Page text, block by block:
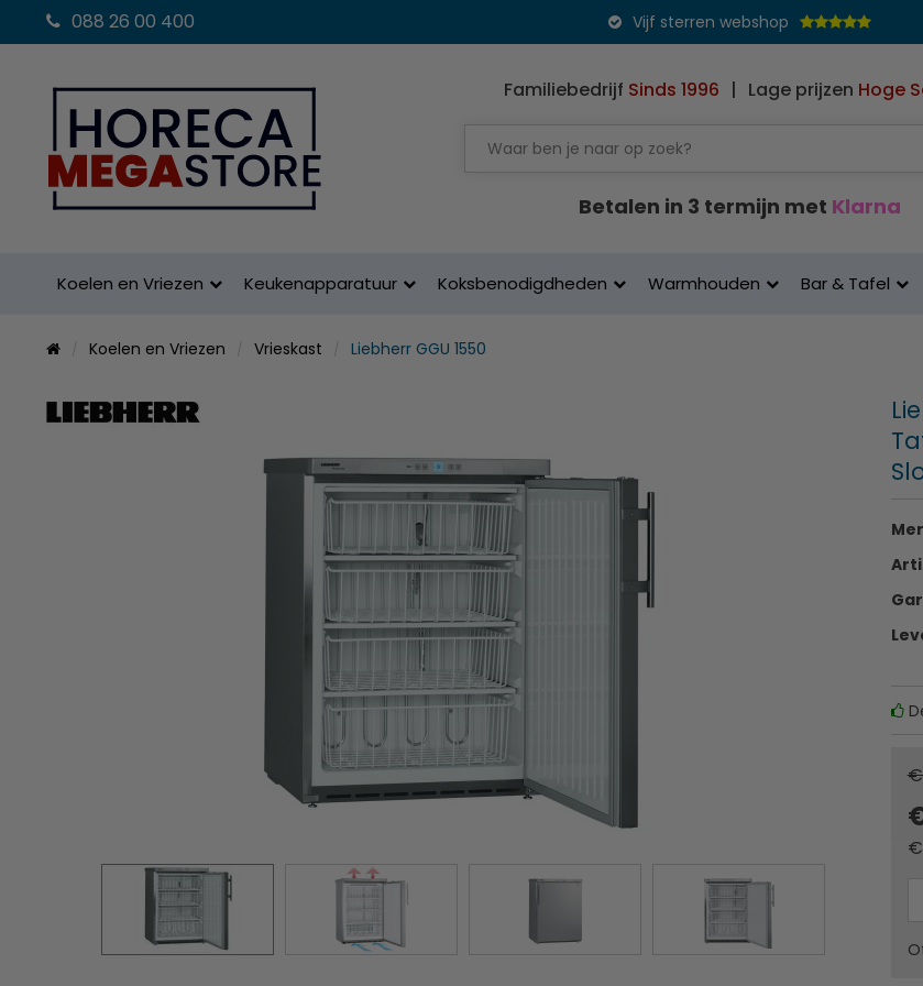
088 26 00 400 Vijf sterren webshop
Familiebedrijf Sinds 1996 | Lage prijzen Hoge
Betalen in 3 termijn met Klarna
Koelen en Vriezen Keukenapparatuur Koksbenodigdheden Warmhouden Bar & Tafel
Koelen en Vriezen Vrieskast Liebherr GGU 1550
€
€